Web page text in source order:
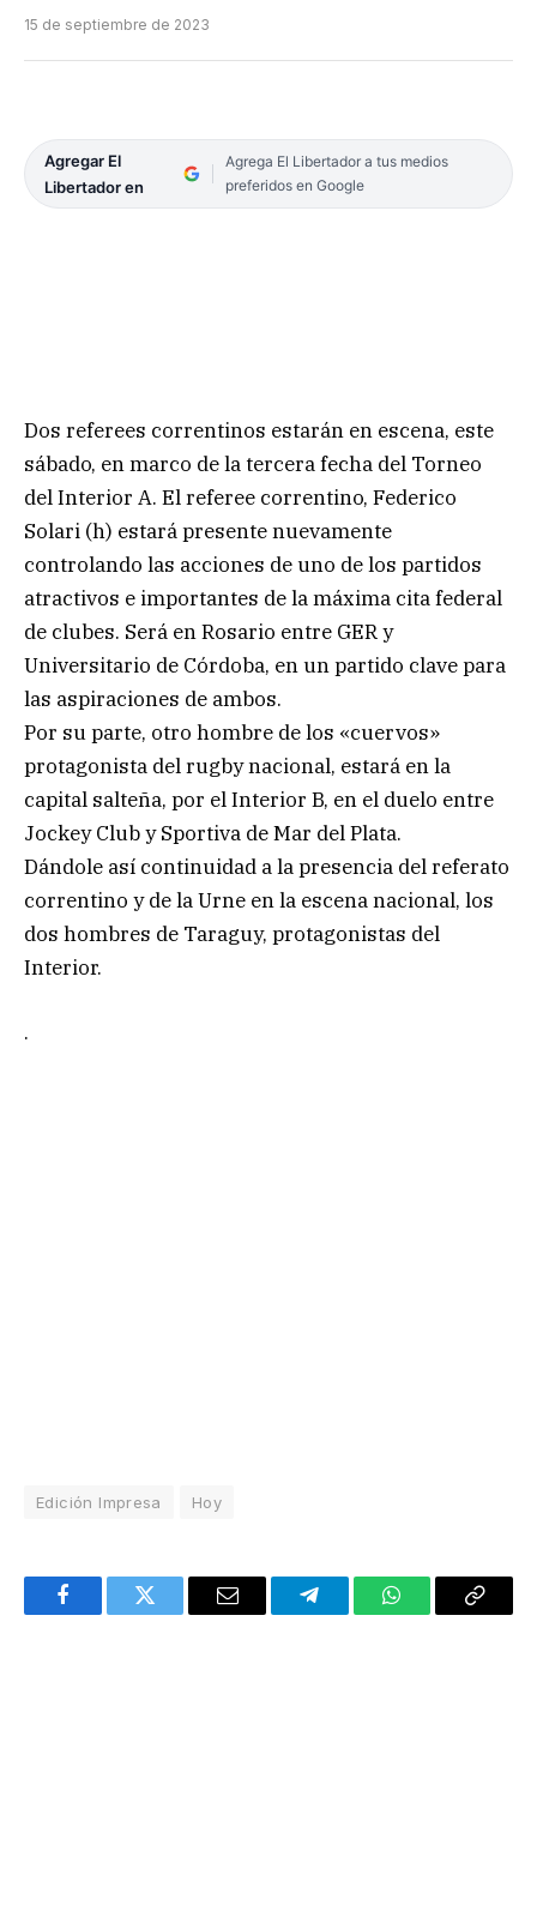
15 de septiembre de 2023
Agregar El
Libertador en
Agrega El Libertador a tus medios
preferidos en Google
Dos referees correntinos estarán en escena, este
sábado, en marco de la tercera fecha del Torneo
del Interior A. El referee correntino, Federico
Solari (h) estará presente nuevamente
controlando las acciones de uno de los partidos
atractivos e importantes de la máxima cita federal
de clubes. Será en Rosario entre GER y
Universitario de Córdoba, en un partido clave para
las aspiraciones de ambos.
Por su parte, otro hombre de los «cuervos»
protagonista del rugby nacional, estará en la
capital salteña, por el Interior B, en el duelo entre
Jockey Club y Sportiva de Mar del Plata.
Dándole así continuidad a la presencia del referato
correntino y de la Urne en la escena nacional, los
dos hombres de Taraguy, protagonistas del
Interior.
.
Edición Impresa Hoy
FacebookTwitter Email TelegramWhatsAppCopy